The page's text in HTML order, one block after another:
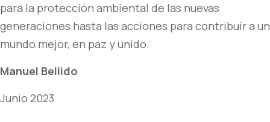
para la protección ambiental de las nuevas
generaciones hasta las acciones para contribuir a un
mundo mejor, en paz y unido.
Manuel Bellido
Junio 2023